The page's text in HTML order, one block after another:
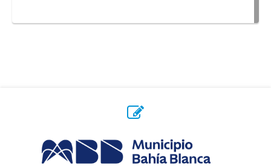
Respiratorios,